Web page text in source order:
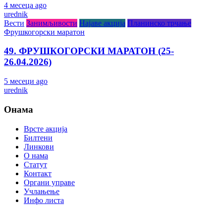
4 месеца ago
urednik
Вести Занимљивости Најаве акција Планинско трчање
Фрушкогорски маратон
49. ФРУШКОГОРСКИ МАРАТОН (25-
26.04.2026)
5 месеци ago
urednik
Онама
Врсте акција
Билтени
Линкови
О нама
Статут
Контакт
Органи управе
Учлањење
Инфо листа